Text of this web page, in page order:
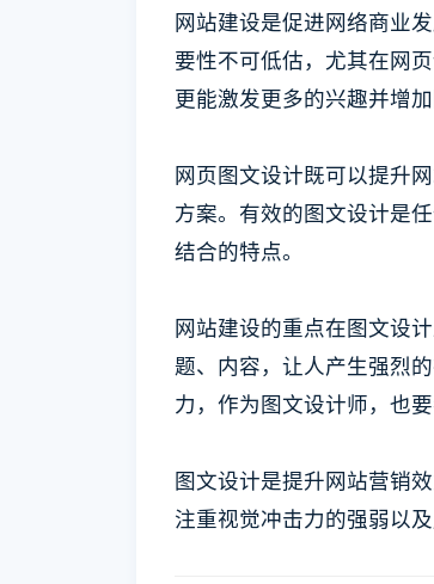
网站建设是促进网络商业
要性不可低估，尤其在网
更能激发更多的兴趣并增
网页图文设计既可以提升
方案。有效的图文设计是
结合的特点。
网站建设的重点在图文设
题、内容，让人产生强烈
力，作为图文设计师，也
图文设计是提升网站营销
注重视觉冲击力的强弱以